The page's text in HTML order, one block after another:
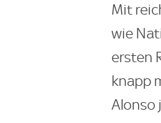
Mit
wie
ersten
knapp
Alonso